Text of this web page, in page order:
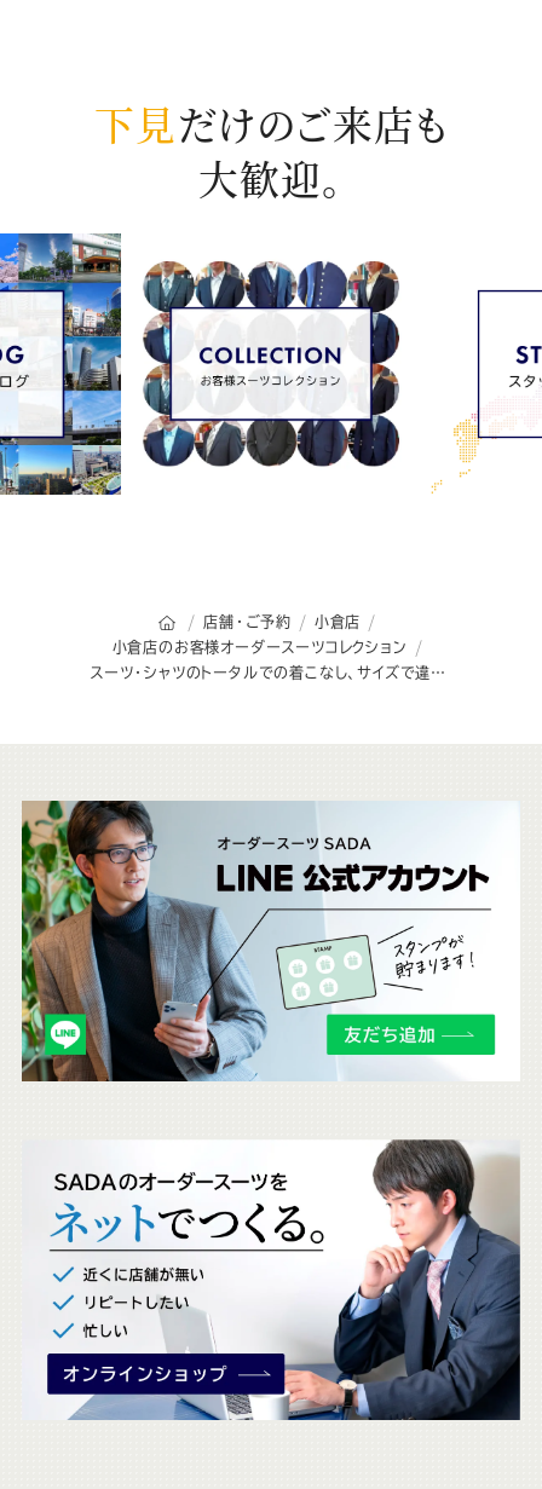
下見だけのご来店も
大歓迎。
オーダースーツSADAのトップページ
店舗・ご予約
小倉店
小倉店のお客様オーダースーツコレクション
スーツ・シャツのトータルでの着こなし、サイズで違いを生むネイビースリーピーススーツ&サックスブルーシャツ
こ
ち
ら
も
チ
ェ